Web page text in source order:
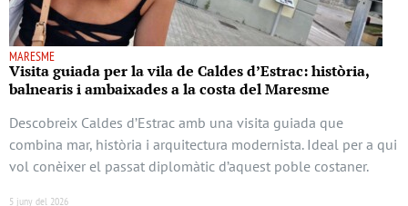
MARESME
Visita guiada per la vila de Caldes d’Estrac: història,
balnearis i ambaixades a la costa del Maresme
Descobreix Caldes d’Estrac amb una visita guiada que
combina mar, història i arquitectura modernista. Ideal per a qui
vol conèixer el passat diplomàtic d’aquest poble costaner.
5 juny del 2026